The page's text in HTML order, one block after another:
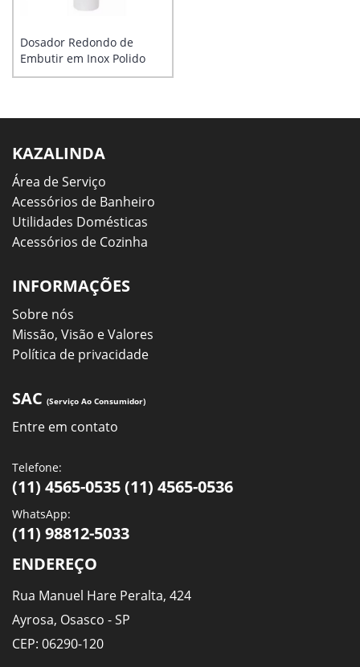
Dosador Redondo de
Embutir em Inox Polido
KAZALINDA
Área de Serviço
Acessórios de Banheiro
Utilidades Domésticas
Acessórios de Cozinha
INFORMAÇÕES
Sobre nós
Missão, Visão e Valores
Política de privacidade
SAC (Serviço Ao Consumidor)
Entre em contato
Telefone:
(11) 4565-0535 (11) 4565-0536
WhatsApp:
(11) 98812-5033
ENDEREÇO
Rua Manuel Hare Peralta, 424
Ayrosa, Osasco - SP
CEP: 06290-120